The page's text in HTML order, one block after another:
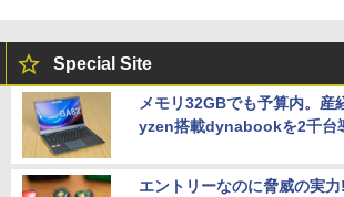
Special Site
メモリ32GBでも予算内。産
yzen搭載dynabookを2千台
エントリーなのに脅威の実